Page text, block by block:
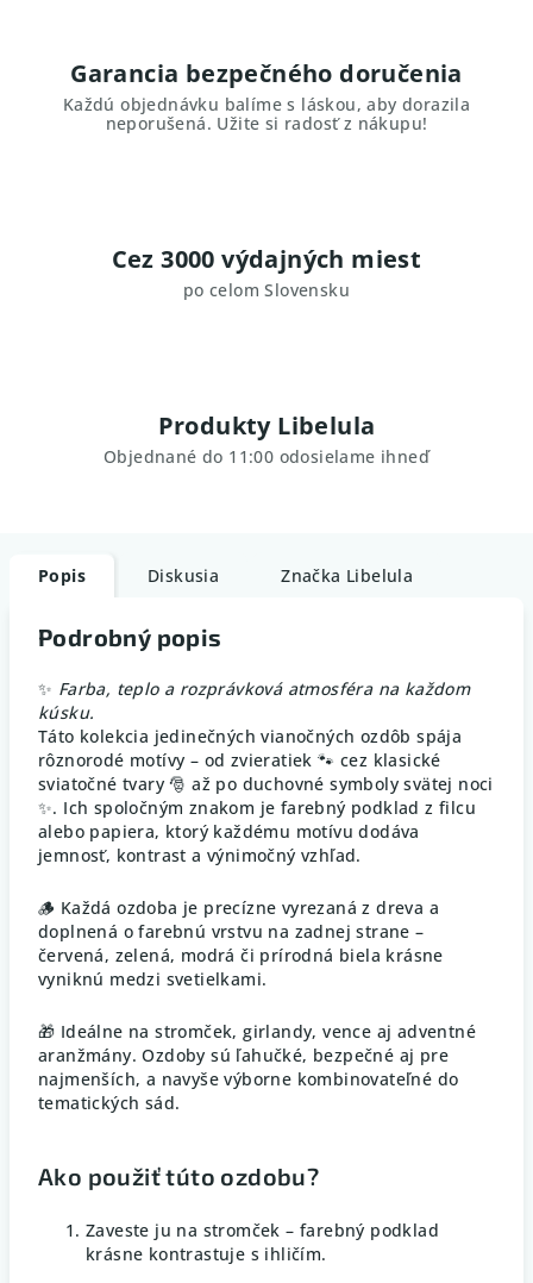
Garancia bezpečného doručenia
Každú objednávku balíme s láskou, aby dorazila
neporušená. Užite si radosť z nákupu!
Cez 3000 výdajných miest
po celom Slovensku
Produkty Libelula
Objednané do 11:00 odosielame ihneď
Popis Diskusia Značka Libelula
Podrobný popis
✨ Farba, teplo a rozprávková atmosféra na každom
kúsku.
Táto kolekcia jedinečných vianočných ozdôb spája
rôznorodé motívy – od zvieratiek 🐾 cez klasické
sviatočné tvary 🎅 až po duchovné symboly svätej noci
✨. Ich spoločným znakom je farebný podklad z filcu
alebo papiera, ktorý každému motívu dodáva
jemnosť, kontrast a výnimočný vzhľad.
🪵 Každá ozdoba je precízne vyrezaná z dreva a
doplnená o farebnú vrstvu na zadnej strane –
červená, zelená, modrá či prírodná biela krásne
vyniknú medzi svetielkami.
🎁 Ideálne na stromček, girlandy, vence aj adventné
aranžmány. Ozdoby sú ľahučké, bezpečné aj pre
najmenších, a navyše výborne kombinovateľné do
tematických sád.
Ako použiť túto ozdobu?
Zaveste ju na stromček – farebný podklad
krásne kontrastuje s ihličím.